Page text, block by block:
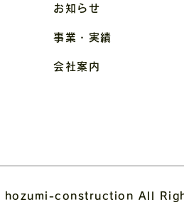
お知らせ
会社案内
事業・実績
hozumi-construction All